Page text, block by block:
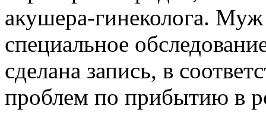
акушера-гинеколога.
специальное
сделана запись, в
проблем по прибытию в